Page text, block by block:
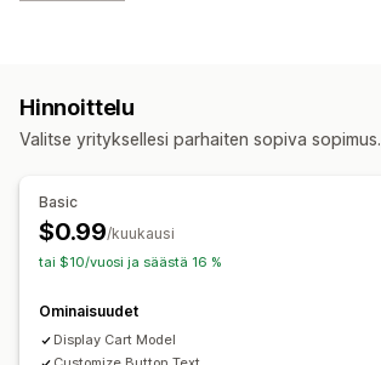
Hinnoittelu
Valitse yrityksellesi parhaiten sopiva sopimus.
Basic
$0.99/kuukausi
tai $10/vuosi ja säästä 16 %
Ominaisuudet
Display Cart Model